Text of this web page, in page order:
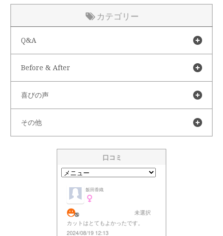
カテゴリー
Q&A
Before & After
喜びの声
その他